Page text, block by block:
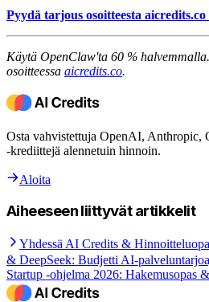
Pyydä tarjous osoitteesta aicredits.co
Käytä OpenClaw'ta 60 %
osoitteessa aicredits.co.
Osta vahvistettuja OpenAI, Anthropic,
-krediittejä alennetuin hinnoin.
Aloita
Aiheeseen liittyvät artikkelit
Yhdessä AI Credits &
& DeepSeek: Budjetti AI-
Startup -ohjelma 2026: Hakemusopas